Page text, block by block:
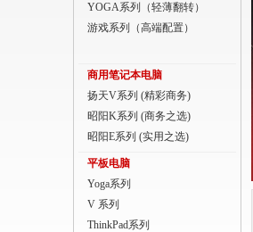
平板电脑
商用分体台式机
家用一体台式机
ThinkPad
ThinkStation工作站
YOGA系列（轻薄翻转）
游戏系列（高端配置）
商用笔记本电脑
扬天V系列 (精彩商务)
昭阳K系列 (商务之选)
昭阳E系列 (实用之选)
平板电脑
Yoga系列
V 系列
ThinkPad系列